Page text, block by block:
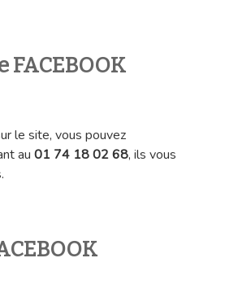
FACEBOOK
le site, vous pouvez
au 01 74 18 02 68, ils vous